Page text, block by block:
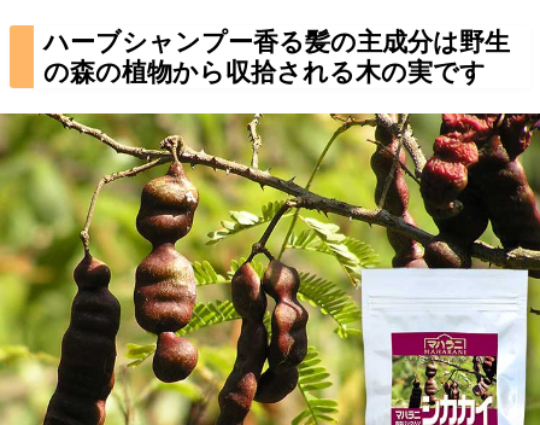
ハーブシャンプー香る髪の主成分は野生
の森の植物から収拾される木の実です